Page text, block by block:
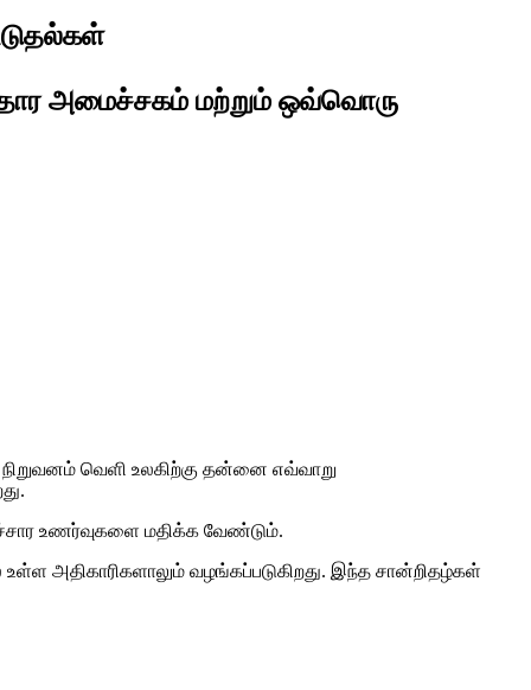
அமைச்சகம் மற்றும் ஒவ்வொரு
வெளி உலகிற்கு தன்னை எவ்வாறு
உணர்வுகளை மதிக்க வேண்டும்.
அதிகாரிகளாலும் வழங்கப்படுகிறது. இந்த சான்றிதழ்கள்